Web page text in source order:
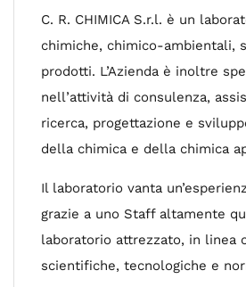
C. R. CHIMICA S.r.l. è un
chimiche, chimico-ambientali,
prodotti. L’Azienda è inoltre
nell’attività di consulenza,
ricerca, progettazione e
della chimica e della chimica
Il laboratorio vanta
grazie a uno Staff altamente
laboratorio attrezzato, in linea
scientifiche, tecnologiche e